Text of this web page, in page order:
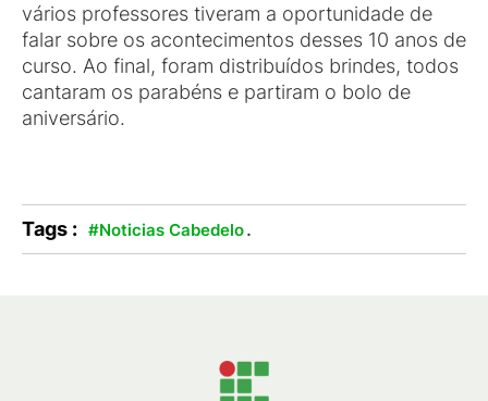
vários professores tiveram a oportunidade de
falar sobre os acontecimentos desses 10 anos de
curso. Ao final, foram distribuídos brindes, todos
cantaram os parabéns e partiram o bolo de
aniversário.
Tags : #Noticias Cabedelo.